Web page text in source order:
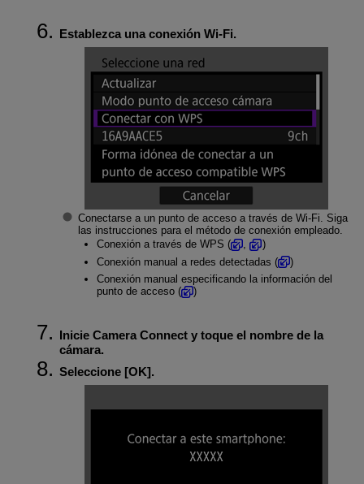
Establezca una conexión Wi-Fi.
Conectarse a un punto de acceso a través de Wi-Fi . Siga
las instrucciones para el método de conexión empleado.
Conexión a través de WPS (
,
)
Conexión manual a redes detectadas (
)
Conexión manual especificando la información del
punto de acceso (
)
Inicie Camera Connect y toque el nombre de la
cámara.
Seleccione [OK].